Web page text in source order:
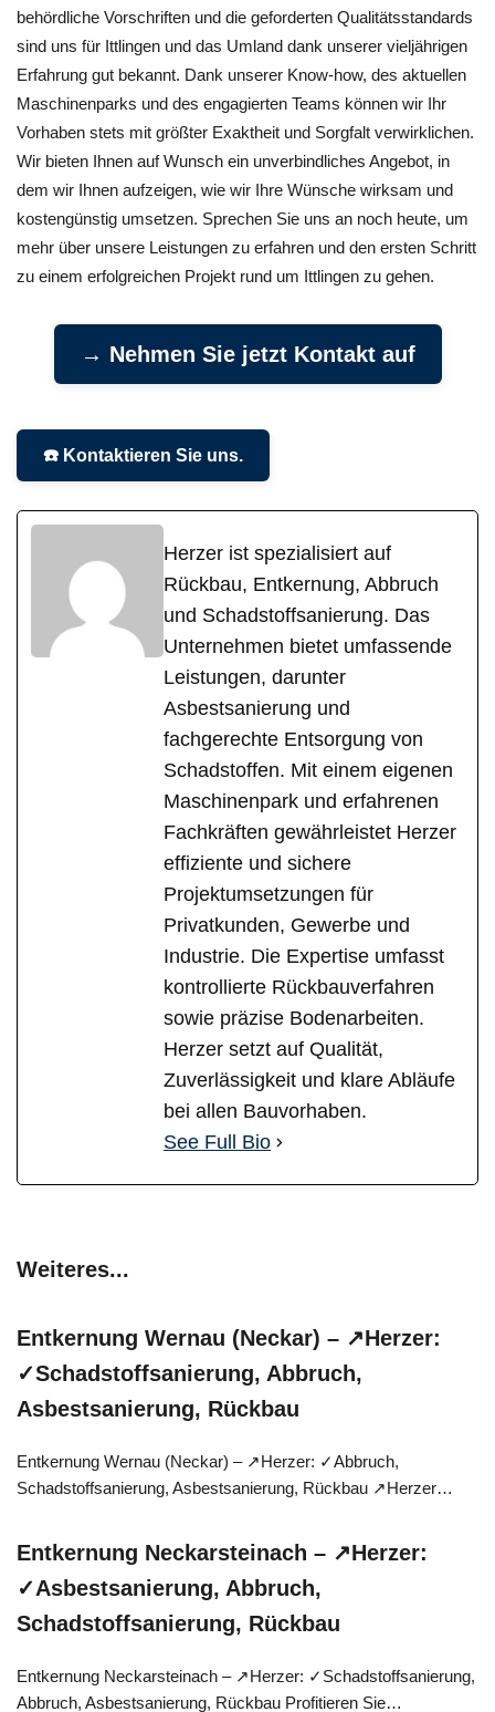
behördliche Vorschriften und die geforderten Qualitätsstandards
sind uns für Ittlingen und das Umland dank unserer vieljährigen
Erfahrung gut bekannt. Dank unserer Know-how, des aktuellen
Maschinenparks und des engagierten Teams können wir Ihr
Vorhaben stets mit größter Exaktheit und Sorgfalt verwirklichen.
Wir bieten Ihnen auf Wunsch ein unverbindliches Angebot, in
dem wir Ihnen aufzeigen, wie wir Ihre Wünsche wirksam und
kostengünstig umsetzen. Sprechen Sie uns an noch heute, um
mehr über unsere Leistungen zu erfahren und den ersten Schritt
zu einem erfolgreichen Projekt rund um Ittlingen zu gehen.
→ Nehmen Sie jetzt Kontakt auf
☎️ Kontaktieren Sie uns.
Herzer ist spezialisiert auf
Rückbau, Entkernung, Abbruch
und Schadstoffsanierung. Das
Unternehmen bietet umfassende
Leistungen, darunter
Asbestsanierung und
fachgerechte Entsorgung von
Schadstoffen. Mit einem eigenen
Maschinenpark und erfahrenen
Fachkräften gewährleistet Herzer
effiziente und sichere
Projektumsetzungen für
Privatkunden, Gewerbe und
Industrie. Die Expertise umfasst
kontrollierte Rückbauverfahren
sowie präzise Bodenarbeiten.
Herzer setzt auf Qualität,
Zuverlässigkeit und klare Abläufe
bei allen Bauvorhaben.
See Full Bio
Weiteres...
Entkernung Wernau (Neckar) – ↗️Herzer:
✓Schadstoffsanierung, Abbruch,
Asbestsanierung, Rückbau
Entkernung Wernau (Neckar) – ↗️Herzer: ✓Abbruch,
Schadstoffsanierung, Asbestsanierung, Rückbau ↗️Herzer…
Entkernung Neckarsteinach – ↗️Herzer:
✓Asbestsanierung, Abbruch,
Schadstoffsanierung, Rückbau
Entkernung Neckarsteinach – ↗️Herzer: ✓Schadstoffsanierung,
Abbruch, Asbestsanierung, Rückbau Profitieren Sie…